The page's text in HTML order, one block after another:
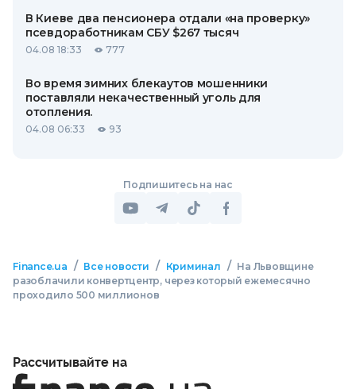
В Киеве два пенсионера отдали «на проверку»
псевдоработникам СБУ $267 тысяч
04.08 18:33 777
Во время зимних блекаутов мошенники
поставляли некачественный уголь для
отопления.
04.08 06:33 93
Подпишитесь на нас
Finance.ua / Все новости / Криминал / На Львовщине
разоблачили конвертцентр, через который ежемесячно
проходило 500 миллионов
Рассчитывайте на